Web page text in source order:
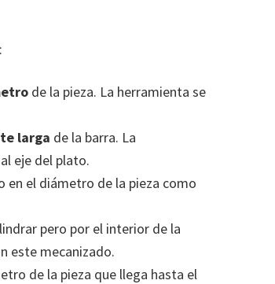
de la pieza. La herramienta se
larga de la barra. La
eje del plato.
en el diámetro de la pieza como
pero por el interior de la
este mecanizado.
de la pieza que llega hasta el